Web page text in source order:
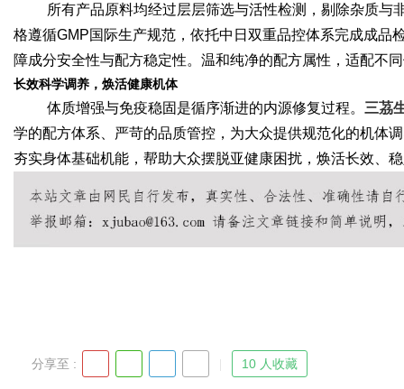
所有产品原料均经过层层筛选与活性检测，剔除杂质
格遵循GMP国际生产规范，依托中日双重品控体系完成成
障成分安全性与配方稳定性。温和纯净的配方属性，适配不
长效科学调养，焕活健康机体
体质增强与免疫稳固是循序渐进的内源修复过程。 三茘
学的配方体系、严苛的品质管控，为大众提供规范化的机体
夯实身体基础机能，帮助大众摆脱亚健康困扰，焕活长效、
分享至 : 10 人收藏